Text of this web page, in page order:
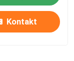
Kontakt